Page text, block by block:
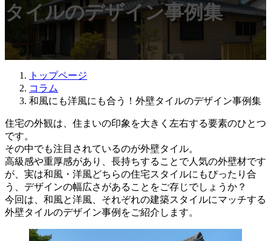
タイルのデザイン事例集
トップページ
コラム
和風にも洋風にも合う！外壁タイルのデザイン事例集
住宅の外観は、住まいの印象を大きく左右する要素のひとつ
です。
その中でも注目されているのが外壁タイル。
高級感や重厚感があり、長持ちすることで人気の外壁材です
が、実は和風・洋風どちらの住宅スタイルにもぴったり合
う、デザインの幅広さがあることをご存じでしょうか？
今回は、和風と洋風、それぞれの建築スタイルにマッチする
外壁タイルのデザイン事例をご紹介します。